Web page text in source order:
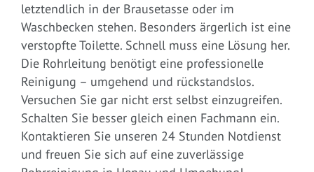
letztendlich in der Brausetasse oder im
Waschbecken stehen. Besonders ärgerlich ist eine
verstopfte Toilette. Schnell muss eine Lösung her.
Die Rohrleitung benötigt eine professionelle
Reinigung – umgehend und rückstandslos.
Versuchen Sie gar nicht erst selbst einzugreifen.
Schalten Sie besser gleich einen Fachmann ein.
Kontaktieren Sie unseren 24 Stunden Notdienst
und freuen Sie sich auf eine zuverlässige